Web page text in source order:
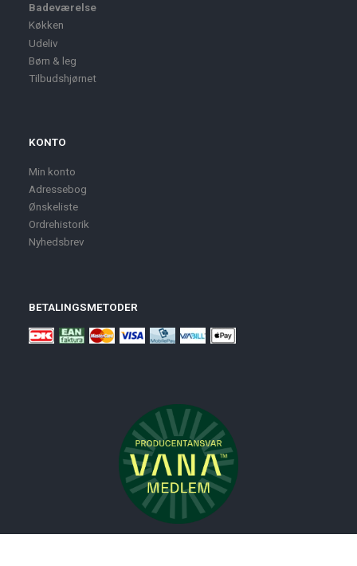
Badeværelse
Køkken
Udeliv
Børn & leg
Tilbudshjørnet
KONTO
Min konto
Adressebog
Ønskeliste
Ordrehistorik
Nyhedsbrev
BETALINGSMETODER